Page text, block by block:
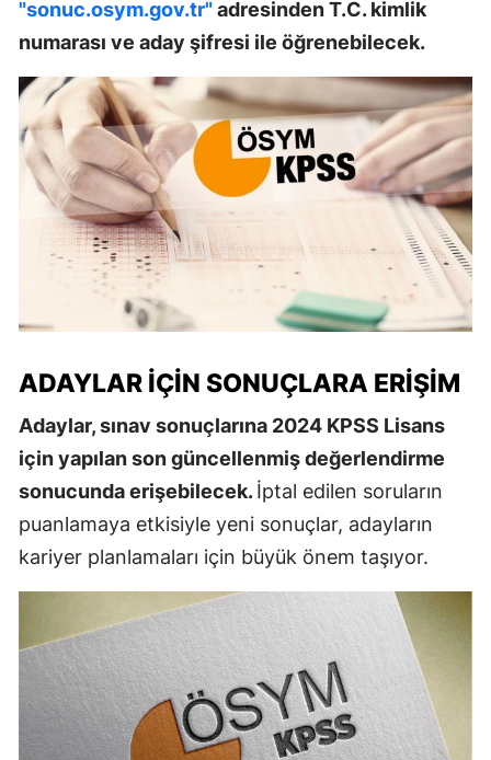
"sonuc.osym.gov.tr"adresinden T.C. kimlik
numarası ve aday şifresi ile öğrenebilecek.
ADAYLAR İÇIN SONUÇLARA ERIŞIM
Adaylar, sınav sonuçlarına 2024 KPSS Lisans
için yapılan son güncellenmiş değerlendirme
sonucunda erişebilecek.İptal edilen soruların
puanlamaya etkisiyle yeni sonuçlar, adayların
kariyer planlamaları için büyük önem taşıyor.